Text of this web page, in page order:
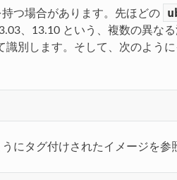
つ場合があります。先ほどの
、13.10 という、複数の異な
識別します。そして、次のよう
にタグ付けされたイメージを参